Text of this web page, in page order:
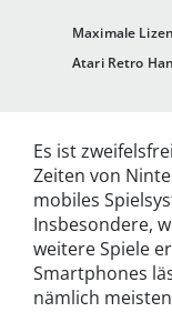
Maximale
Atari Retro
Es ist
Zeiten von
mobiles
Insbesondere,
weitere Spiele
Smartphones
nämlich